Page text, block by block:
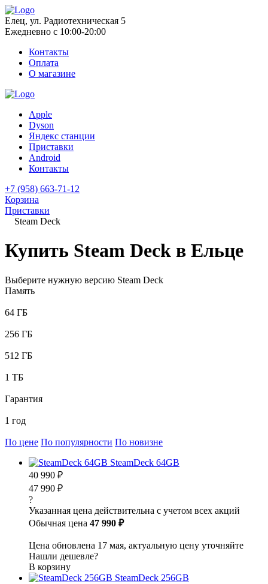
Елец, ул. Радиотехническая 5
Ежедневно с 10:00-20:00
Контакты
Оплата
О магазине
Apple
Dyson
Яндекс станции
Приставки
Android
Контакты
+7 (958) 663-71-12
Корзина
Приставки
Steam Deck
Купить Steam Deck в Ельце
Выберите нужную версию Steam Deck
Память
64 ГБ
256 ГБ
512 ГБ
1 ТБ
Гарантия
1 год
По цене По популярности По новизне
SteamDeck 64GB
40 990 ₽
47 990 ₽
?
Указанная цена действительна с учетом всех акций
Обычная цена 47 990 ₽
Цена обновлена 17 мая, актуальную цену уточняйте
Нашли дешевле?
В корзину
SteamDeck 256GB